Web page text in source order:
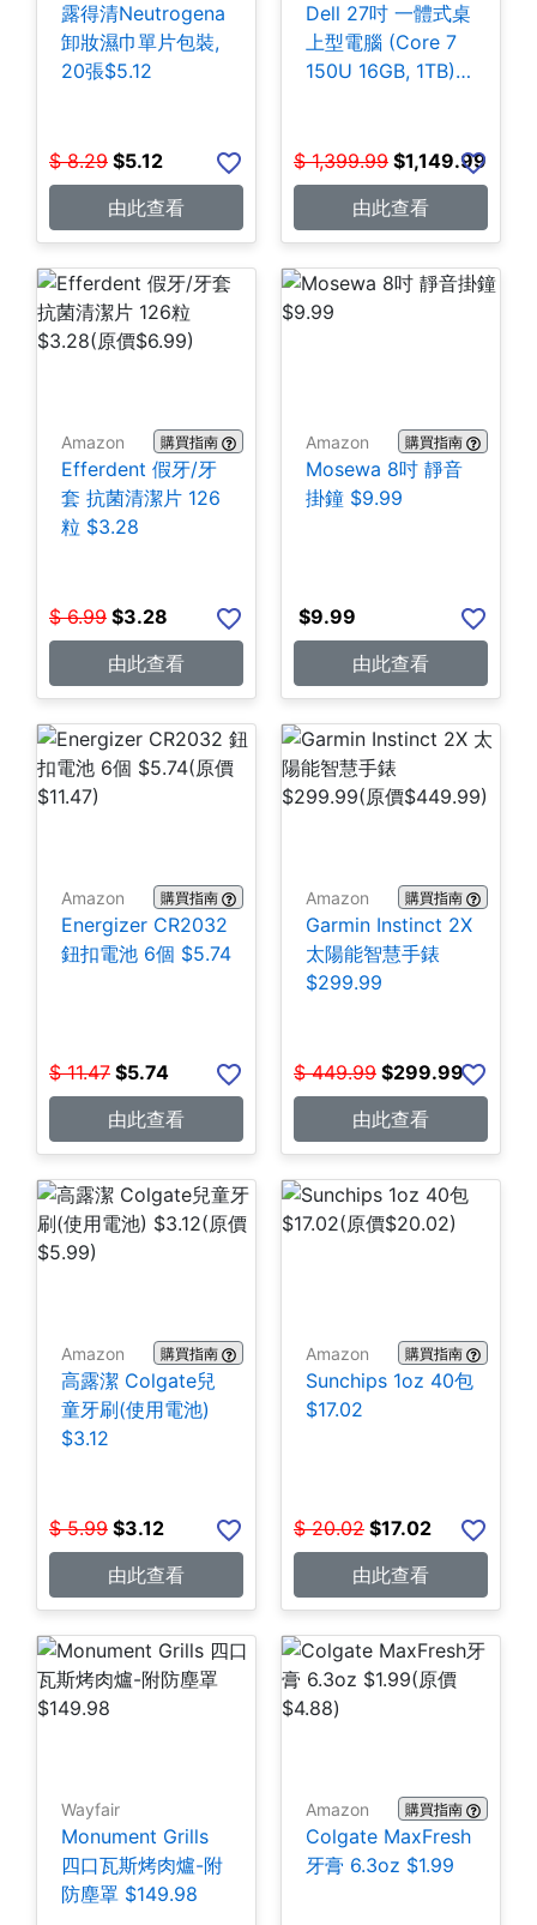
露得清Neutrogena
卸妝濕巾單片包裝,
20張$5.12
$ 8.29 $5.12
由此查看
Dell 27吋 一體式桌
上型電腦 (Core 7
150U 16GB, 1TB)
$ 1,399.99 $1,149.99
由此查看
Amazon 購買指南
Efferdent 假牙/牙
套 抗菌清潔片 126
粒 $3.28
$ 6.99 $3.28
由此查看
Amazon 購買指南
Mosewa 8吋 靜音
掛鐘 $9.99
$9.99
由此查看
Amazon 購買指南
Energizer CR2032
鈕扣電池 6個 $5.74
$ 11.47 $5.74
由此查看
Amazon 購買指南
Garmin Instinct 2X
太陽能智慧手錶
$299.99
$ 449.99 $299.99
由此查看
Amazon 購買指南
高露潔 Colgate兒
童牙刷(使用電池)
$3.12
$ 5.99 $3.12
由此查看
Amazon 購買指南
Sunchips 1oz 40包
$17.02
$ 20.02 $17.02
由此查看
Wayfair
Monument Grills
四口瓦斯烤肉爐-附
防塵罩 $149.98
Amazon 購買指南
Colgate MaxFresh
牙膏 6.3oz $1.99